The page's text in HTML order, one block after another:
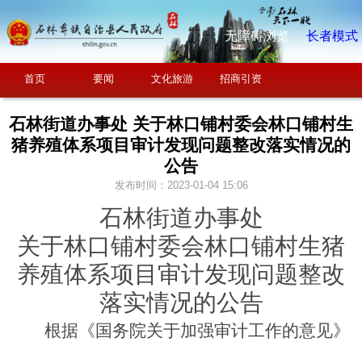
无障碍浏览 长者模式
首页 要闻 文化旅游 招商引资
石林街道办事处 关于林口铺村委会林口铺村生
猪养殖体系项目审计发现问题整改落实情况的
公告
发布时间：2023-01-04 15:06
石林街道办事处
关于林口铺村委会林口铺村生猪
养殖体系项目 审计发现问题整改
落实情况的公告
根据《国务院关于加强审计工作的意见》